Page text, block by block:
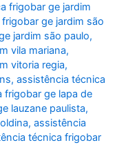
frigobar ge jardim
ge jardim são
jardim são paulo,
vila mariana,
vitoria regia,
,assistência técnica
frigobar ge lapa de
lauzane paulista,
,assistência
técnica frigobar